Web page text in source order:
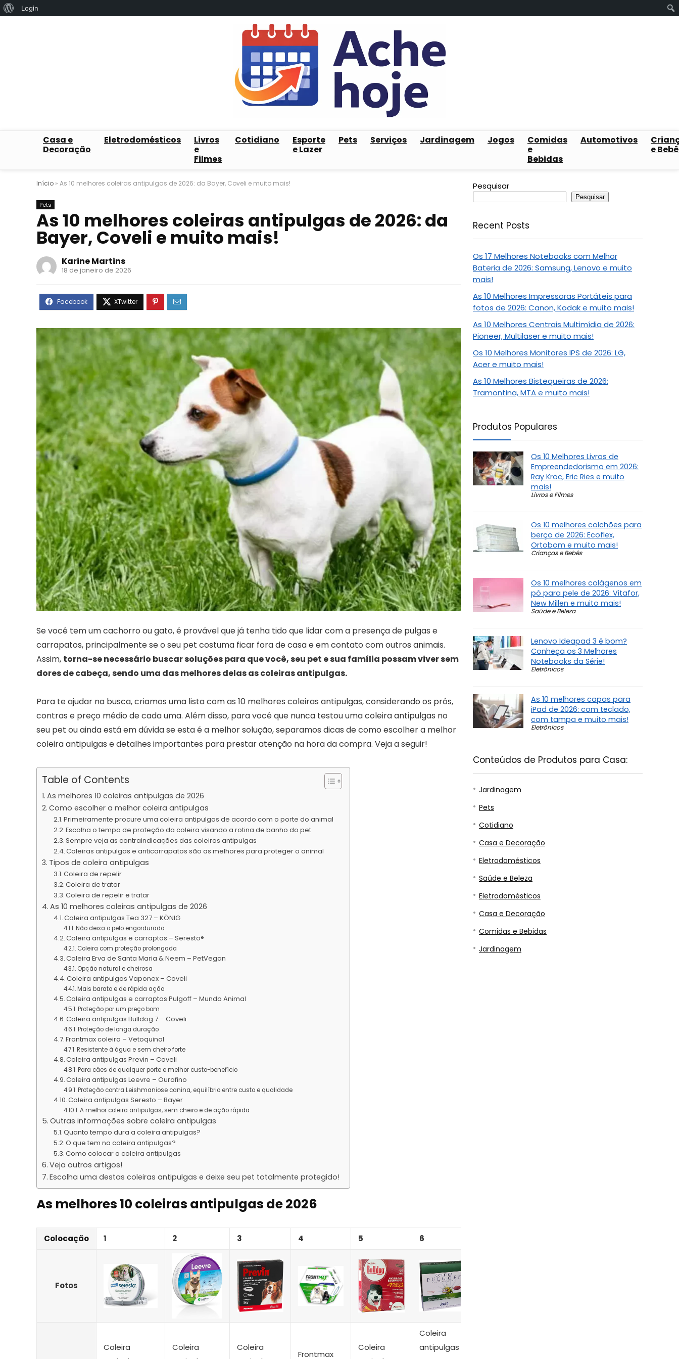
Sobre
Login
Casa e
Decoração
Eletrodomésticos
Livros
e
Filmes
Cotidiano
Esporte
e Lazer
Pets Serviços Jardinagem Jogos
Comidas
e
Bebidas
Automotivos
e
Início » As 10 melhores coleiras antipulgas de 2026: da Bayer, Coveli e muito mais!
Pets
As 10 melhores coleiras antipulgas de 2026: da
Bayer, Coveli e muito mais!
Karine Martins
18 de janeiro de 2026
Se você tem um cachorro ou gato, é provável que já tenha tido que lidar com a presença de pulgas e
carrapatos, principalmente se o seu pet costuma ficar fora de casa e em contato com outros animais.
Assim, torna-se necessário buscar soluções para que você, seu pet e sua família possam viver sem
dores de cabeça, sendo uma das melhores delas as coleiras antipulgas.
Para te ajudar na busca, criamos uma lista com as 10 melhores coleiras antipulgas, considerando os prós,
contras e preço médio de cada uma. Além disso, para você que nunca testou uma coleira antipulgas no
seu pet ou ainda está em dúvida se esta é a melhor solução, separamos dicas de como escolher a melhor
coleira antipulgas e detalhes importantes para prestar atenção na hora da compra. Veja a seguir!
Table of Contents
As melhores 10 coleiras antipulgas de 2026
Como escolher a melhor coleira antipulgas
Primeiramente procure uma coleira antipulgas de acordo com o porte do animal
Escolha o tempo de proteção da coleira visando a rotina de banho do pet
Sempre veja as contraindicações das coleiras antipulgas
Coleiras antipulgas e anticarrapatos são as melhores para proteger o animal
Tipos de coleira antipulgas
Coleira de repelir
Coleira de tratar
Coleira de repelir e tratar
As 10 melhores coleiras antipulgas de 2026
Coleira antipulgas Tea 327 – KÖNIG
Não deixa o pelo engordurado
Coleira antipulgas e carraptos – Seresto®
Coleira com proteção prolongada
Coleira Erva de Santa Maria & Neem – PetVegan
Opção natural e cheirosa
Coleira antipulgas Vaponex – Coveli
Mais barato e de rápida ação
Coleira antipulgas e carraptos Pulgoff – Mundo Animal
Proteção por um preço bom
Coleira antipulgas Bulldog 7 – Coveli
Proteção de longa duração
Frontmax coleira – Vetoquinol
Resistente à água e sem cheiro forte
Coleira antipulgas Previn – Coveli
Para cães de qualquer porte e melhor custo-benefício
Coleira antipulgas Leevre – Ourofino
Proteção contra Leishmaniose canina, equilíbrio entre custo e qualidade
Coleira antipulgas Seresto – Bayer
A melhor coleira antipulgas, sem cheiro e de ação rápida
Outras informações sobre coleira antipulgas
Quanto tempo dura a coleira antipulgas?
O que tem na coleira antipulgas?
Como colocar a coleira antipulgas
Veja outros artigos!
Escolha uma destas coleiras antipulgas e deixe seu pet totalmente protegido!
As melhores 10 coleiras antipulgas de 2026
Colocação 1 2 3 4 5 6
Fotos
Coleira
Coleira
Coleira
Frontmax
Coleira
Coleira
antipulgas
Pesquisar
Pesquisar
Recent Posts
Os 17 Melhores Notebooks com Melhor
Bateria de 2026: Samsung, Lenovo e muito
mais!
As 10 Melhores Impressoras Portáteis para
fotos de 2026: Canon, Kodak e muito mais!
As 10 Melhores Centrais Multimídia de 2026:
Pioneer, Multilaser e muito mais!
Os 10 Melhores Monitores IPS de 2026: LG,
Acer e muito mais!
As 10 Melhores Bistequeiras de 2026:
Tramontina, MTA e muito mais!
Produtos Populares
Os 10 Melhores Livros de
Empreendedorismo em 2026:
Ray Kroc, Eric Ries e muito
mais!
Livros e Filmes
Os 10 melhores colchões para
berço de 2026: Ecoflex,
Ortobom e muito mais!
Crianças e Bebês
Os 10 melhores colágenos em
pó para pele de 2026: Vitafor,
New Millen e muito mais!
Saúde e Beleza
Lenovo Ideapad 3 é bom?
Conheça os 3 Melhores
Notebooks da Série!
Eletrônicos
As 10 melhores capas para
iPad de 2026: com teclado,
com tampa e muito mais!
Eletrônicos
Conteúdos de Produtos para Casa:
Jardinagem
Pets
Cotidiano
Casa e Decoração
Eletrodomésticos
Saúde e Beleza
Eletrodomésticos
Casa e Decoração
Comidas e Bebidas
Jardinagem